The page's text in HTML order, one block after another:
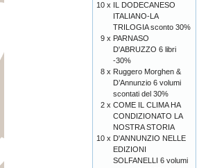
10 x IL DODECANESO
ITALIANO-LA
TRILOGIA sconto 30%
9 x PARNASO
D'ABRUZZO 6 libri
-30%
8 x Ruggero Morghen &
D’Annunzio 6 volumi
scontati del 30%
2 x COME IL CLIMA HA
CONDIZIONATO LA
NOSTRA STORIA
10 x D'ANNUNZIO NELLE
EDIZIONI
SOLFANELLI 6 volumi